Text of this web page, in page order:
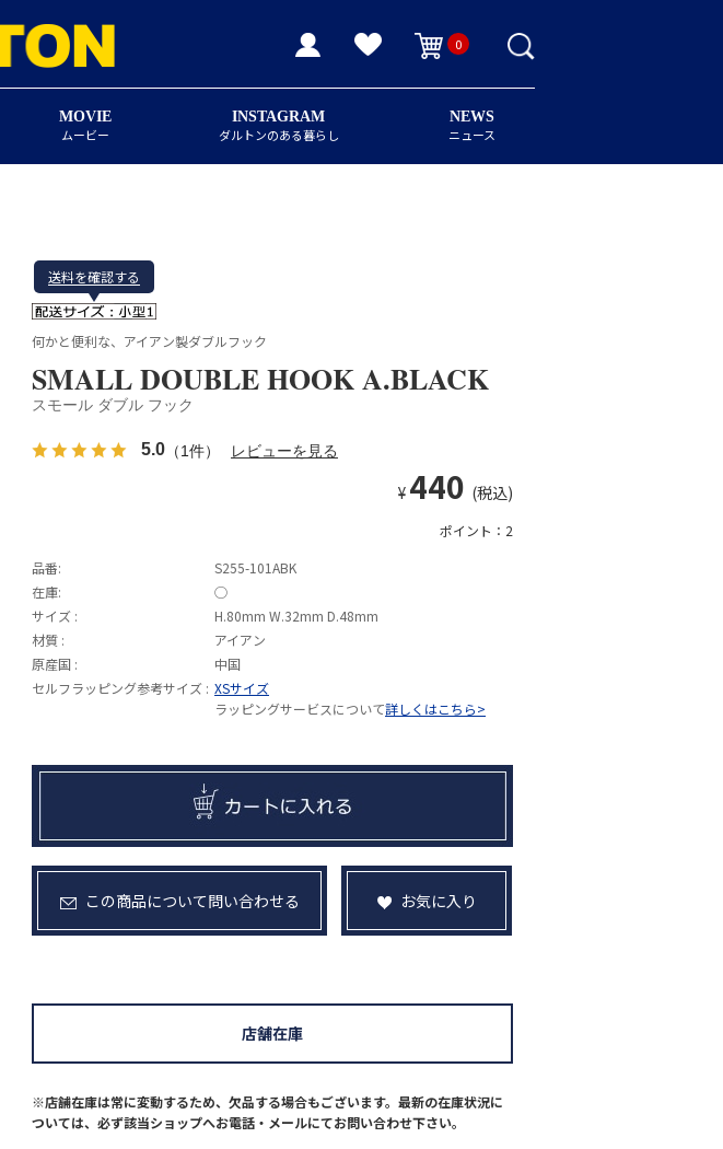
0
MOVIE
ムービー
INSTAGRAM
ダルトンのある暮らし
NEWS
ニュース
送料を確認する
何かと便利な、アイアン製ダブルフック
SMALL DOUBLE HOOK A.BLACK
スモール ダブル フック
5.0 （1件） レビューを見る
¥ 440 (税込)
ポイント：2
品番:
S255-101ABK
在庫:
◯
サイズ :
H.80mm W.32mm D.48mm
材質 :
アイアン
原産国 :
中国
セルフラッピング参考サイズ : XSサイズ
ラッピングサービスについて詳しくはこちら>
この商品について問い合わせる お気に入り
※店舗在庫は常に変動するため、欠品する場合もございます。最新の在庫状況に
ついては、必ず該当ショップへお電話・メールにてお問い合わせ下さい。
店舗在庫